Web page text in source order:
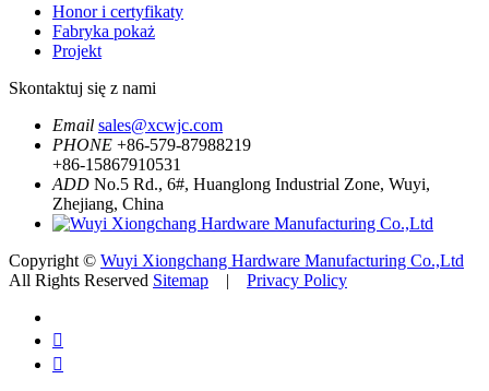
Honor i certyfikaty
Fabryka pokaż
Projekt
Skontaktuj się z nami
Email sales@xcwjc.com
PHONE +86-579-87988219
+86-15867910531
ADD No.5 Rd., 6#, Huanglong Industrial Zone, Wuyi,
Zhejiang, China
Copyright © Wuyi Xiongchang Hardware Manufacturing Co.,Ltd
All Rights Reserved Sitemap | Privacy Policy

